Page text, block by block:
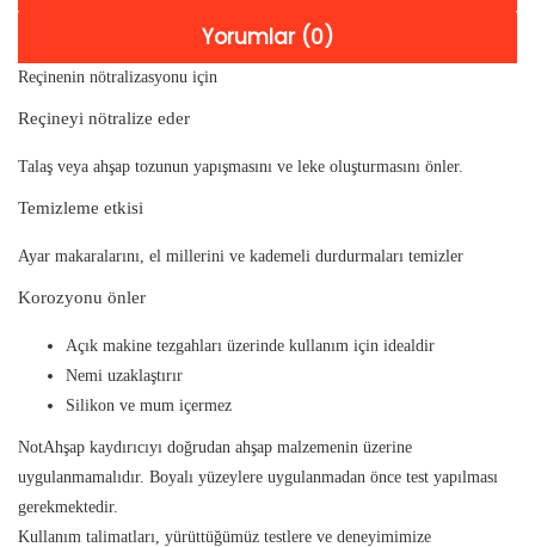
Yorumlar (0)
Reçinenin nötralizasyonu için
Reçineyi nötralize eder
Talaş veya ahşap tozunun yapışmasını ve leke oluşturmasını önler.
Temizleme etkisi
Ayar makaralarını, el millerini ve kademeli durdurmaları temizler
Korozyonu önler
Açık makine tezgahları üzerinde kullanım için idealdir
Nemi uzaklaştırır
Silikon ve mum içermez
NotAhşap kaydırıcıyı doğrudan ahşap malzemenin üzerine
uygulanmamalıdır. Boyalı yüzeylere uygulanmadan önce test yapılması
gerekmektedir.
Kullanım talimatları, yürüttüğümüz testlere ve deneyimimize